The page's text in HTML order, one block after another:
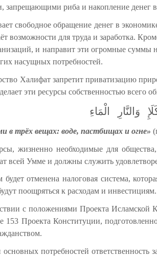
запрещающими риба и накопление денег
свободное обращение денег в
возможности для труда и заработка.
и направит эти огромные суммы
насущных потребностей.
Халифат запретит приватизацию
эти ресурсы собственностью всего
الْمَاءِ وَالنَّارِ
в трёх вещах: воде, пастбищах и огне»
жизненно необходимые для общества,
всей Умме и должны служить
отменена налоговая система,
поощряться к расходам и инвестициям.
с положениями Проекта Исламской
153 Проекта Конституции,
потребностей ответственность